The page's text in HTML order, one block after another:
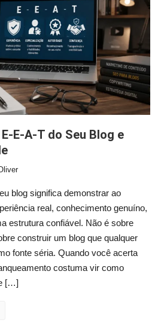
blog significa demonstrar ao
real, conhecimento genuíno,
estrutura confiável. Não é sobre
construir um blog que qualquer
fonte séria. Quando você acerta
costuma vir como
[…]